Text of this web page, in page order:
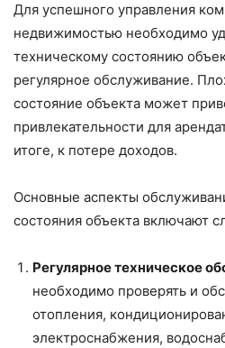
Для успешного управления
недвижимостью необходимо
техническому состоянию
регулярное обслуживание.
состояние объекта может
привлекательности для
итоге, к потере доходов.
Основные аспекты
состояния объекта включают
Регулярное техническое
необходимо проверять и
отопления,
электроснабжения,